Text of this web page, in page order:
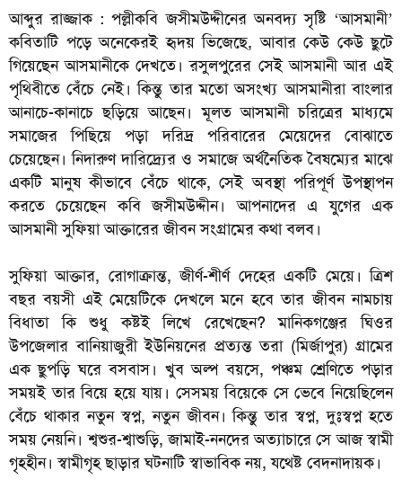
আব্দুর রাজ্জাক : পল্লীকবি জসীমউদ্দীনের অনবদ্য সৃষ্টি ‘আসমানী’
কবিতাটি পড়ে অনেকেরই হৃদয় ভিজেছে, আবার কেউ কেউ ছুটে
গিয়েছেন আসমানীকে দেখতে। রসুলপুরের সেই আসমানী আর এই
পৃথিবীতে বেঁচে নেই। কিন্তু তার মতো অসংখ্য আসমানীরা বাংলার
আনাচে-কানাচে ছড়িয়ে আছেন। মূলত আসমানী চরিত্রের মাধ্যমে
সমাজের পিছিয়ে পড়া দরিদ্র পরিবারের মেয়েদের বোঝাতে
চেয়েছেন। নিদারুণ দারিদ্র্যের ও সমাজে অর্থনৈতিক বৈষম্যের মাঝে
একটি মানুষ কীভাবে বেঁচে থাকে, সেই অবস্থা পরিপূর্ণ উপস্থাপন
করতে চেয়েছেন কবি জসীমউদ্দীন। আপনাদের এ যুগের এক
আসমানী সুফিয়া আক্তারের জীবন সংগ্রামের কথা বলব।
সুফিয়া আক্তার, রোগাক্রান্ত, জীর্ণ-শীর্ণ দেহের একটি মেয়ে। ত্রিশ
বছর বয়সী এই মেয়েটিকে দেখলে মনে হবে তার জীবন নামচায়
বিধাতা কি শুধু কষ্টই লিখে রেখেছেন? মানিকগঞ্জের ঘিওর
উপজেলার বানিয়াজুরী ইউনিয়নের প্রত্যন্ত তরা (মির্জাপুর) গ্রামের
এক ছুপড়ি ঘরে বসবাস। খুব অল্প বয়সে, পঞ্চম শ্রেণিতে পড়ার
সময়ই তার বিয়ে হয়ে যায়। সেসময় বিয়েকে সে ভেবে নিয়েছিলেন
বেঁচে থাকার নতুন স্বপ্ন, নতুন জীবন। কিন্তু তার স্বপ্ন, দুঃস্বপ্ন হতে
সময় নেয়নি। শ্বশুর-শ্বাশুড়ি, জামাই-ননদের অত্যাচারে সে আজ স্বামী
গৃহহীন। স্বামীগৃহ ছাড়ার ঘটনাটি স্বাভাবিক নয়, যথেষ্ট বেদনাদায়ক।